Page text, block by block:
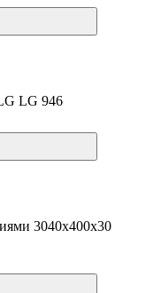
LG 946
3040х400х30